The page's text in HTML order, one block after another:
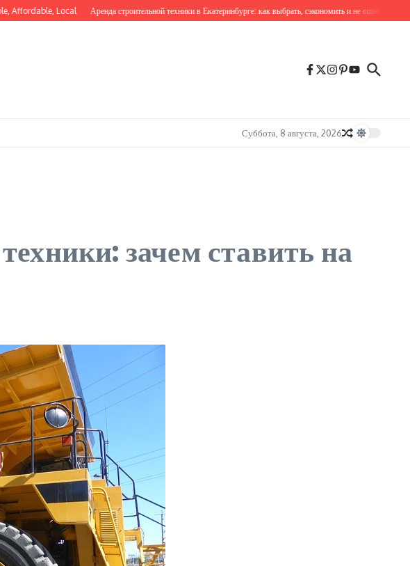
Local Аренда строительной техники в Екатеринбурге: как выбрать, сэкономить и не ошибиться
Суббота, 8 августа, 2026
зачем ставить на